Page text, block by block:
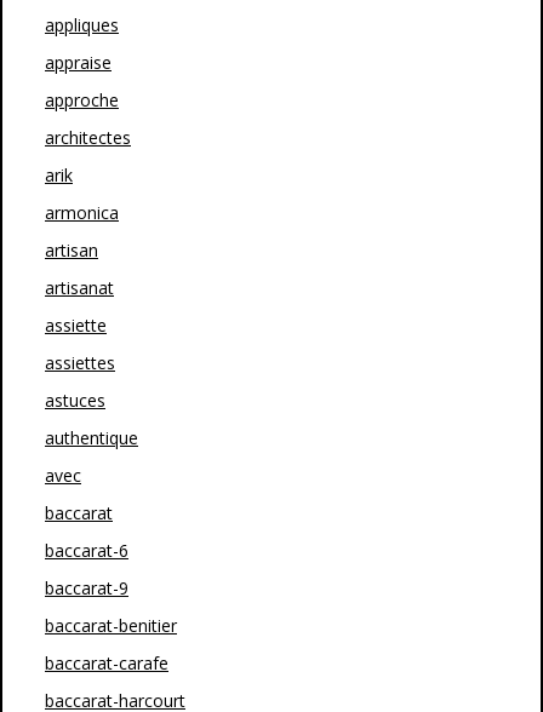
appliques
appraise
approche
architectes
arik
armonica
artisan
artisanat
assiette
assiettes
astuces
authentique
avec
baccarat
baccarat-6
baccarat-9
baccarat-benitier
baccarat-carafe
baccarat-harcourt